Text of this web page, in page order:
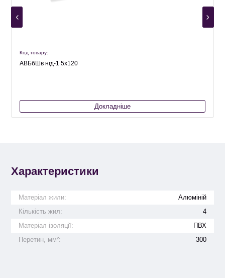
Код товару:
АВБбШв нгд-1 5х120
Докладніше
Характеристики
Матеріал жили:
Алюміній
Кількість жил:
4
Матеріал ізоляції:
ПВХ
Перетин, мм²:
300